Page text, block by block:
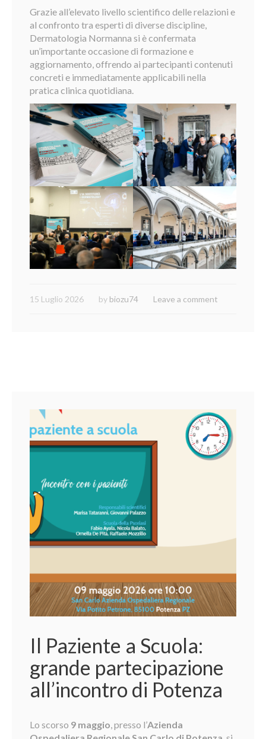
Grazie all’elevato livello scientifico delle relazioni e
al confronto tra esperti di diverse discipline,
Dermatologia Normanna si è confermata
un’importante occasione di formazione e
aggiornamento, offrendo ai partecipanti contenuti
concreti e immediatamente applicabili nella
pratica clinica quotidiana.
15 Luglio 2026 by biozu74 Leave a comment
Il Paziente a Scuola:
grande partecipazione
all’incontro di Potenza
Lo scorso 9 maggio, presso l’Azienda